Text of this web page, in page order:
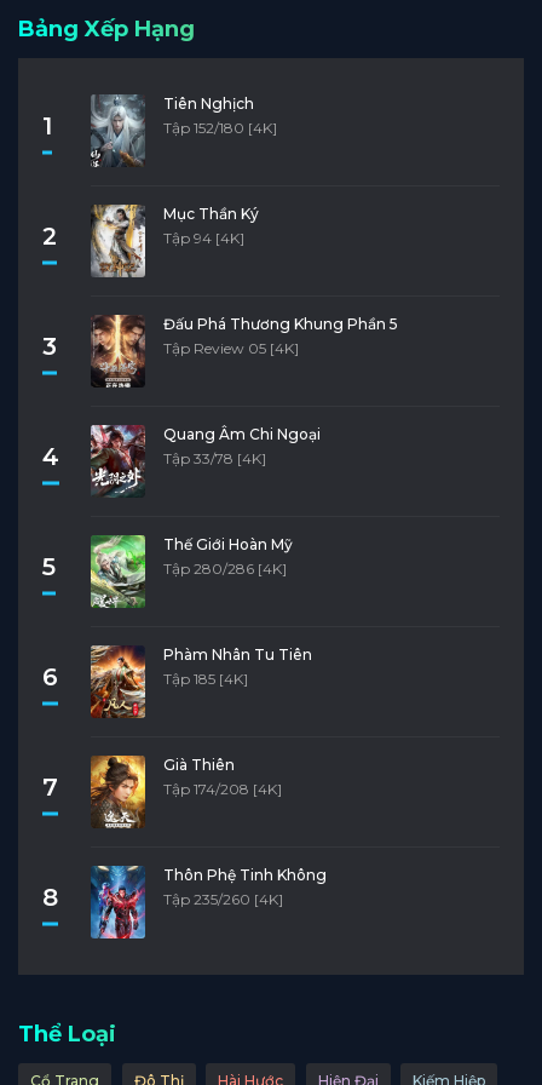
Tập 22 Tập 21
Tập 12 Tập 11 Tập 10
Tập 2 Tập 1
Bảng Xếp Hạng
1
Tiên Nghịch
Tập 152/180 [4K]
2
Mục Thần Ký
Tập 94 [4K]
3
Đấu Phá Thương Khung Phần 5
Tập Review 05 [4K]
4
Quang Âm Chi Ngoại
Tập 33/78 [4K]
5
Thế Giới Hoàn Mỹ
Tập 280/286 [4K]
6
Phàm Nhân Tu Tiên
Tập 185 [4K]
7
Già Thiên
Tập 174/208 [4K]
8
Thôn Phệ Tinh Không
Tập 235/260 [4K]
Thể Loại
Cổ Trang Đô Thị Hài Hước Hiện Đại Kiếm Hiệp